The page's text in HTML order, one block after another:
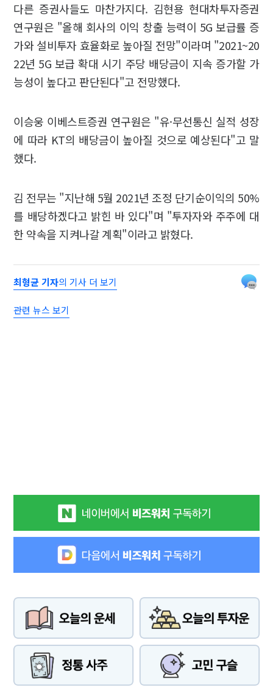
다른 증권사들도 마찬가지다. 김현용 현대차투자증권
연구원은 "올해 회사의 이익 창출 능력이 5G 보급률 증
가와 설비투자 효율화로 높아질 전망"이라며 "2021~20
22년 5G 보급 확대 시기 주당 배당금이 지속 증가할 가
능성이 높다고 판단된다"고 전망했다.
이승웅 이베스트증권 연구원은 "유·무선통신 실적 성장
에 따라 KT의 배당금이 높아질 것으로 예상된다"고 말
했다.
김 전무는 "지난해 5월 2021년 조정 단기순이익의 50%
를 배당하겠다고 밝힌 바 있다"며 "투자자와 주주에 대
한 약속을 지켜나갈 계획"이라고 밝혔다.
최형균 기자의 기사 더 보기
관련 뉴스 보기